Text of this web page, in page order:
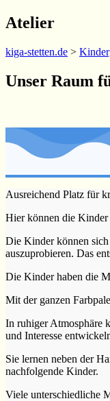
Atelier
kiga-stetten.de >
Unser Raum
Ausreichend Platz für
Hier können die Kinder
Die Kinder können
auszuprobieren. Das
Die Kinder haben die
Mit der ganzen
In ruhiger Atmosphäre
und Interesse
Sie lernen neben der
nachfolgende Kinder.
Viele unterschiedliche